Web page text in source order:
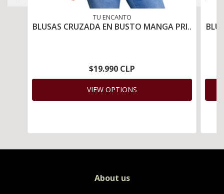
TU ENCANTO
BLUSAS CRUZADA EN BUSTO MANGA PRI..
$19.990 CLP
VIEW OPTIONS
About us